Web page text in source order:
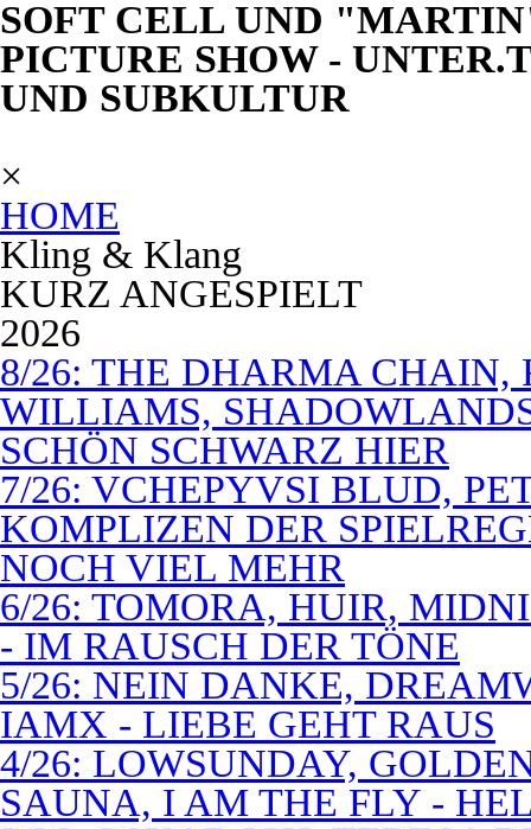
SOFT CELL UND
PICTURE SHOW -
UND SUBKULTUR
×
HOME
Kling & Klang
KURZ ANGESPIELT
2026
8/26: THE DHARMA CHAIN,
WILLIAMS,
SCHÖN SCHWARZ HIER
7/26: VCHEPYVSI BLUD,
KOMPLIZEN DER
NOCH VIEL MEHR
6/26: TOMORA, HUIR,
- IM RAUSCH DER TÖNE
5/26: NEIN DANKE,
IAMX - LIEBE GEHT RAUS
4/26: LOWSUNDAY,
SAUNA, I AM THE FLY -